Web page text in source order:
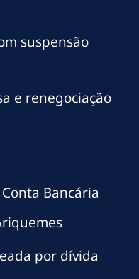
suspensão
e renegociação
Bancária
por dívida